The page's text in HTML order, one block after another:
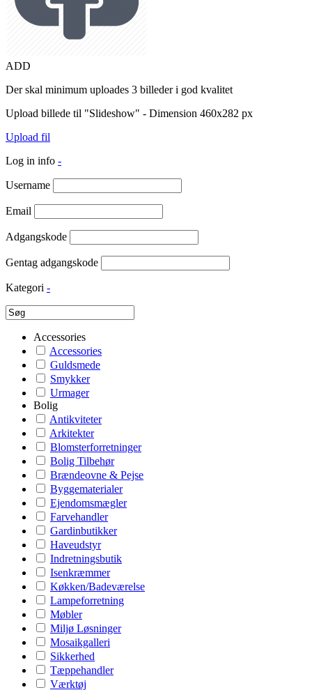
ADD
Der skal minimum uploades 3 billeder i god kvalitet
Upload billede til "Slideshow" - Dimension 460x282 px
Upload fil
Log in info -
Username
Email
Adgangskode
Gentag adgangskode
Kategori -
Accessories
Accessories
Guldsmede
Smykker
Urmager
Bolig
Antikviteter
Arkitekter
Blomsterforretninger
Bolig Tilbehør
Brændeovne & Pejse
Byggematerialer
Ejendomsmægler
Farvehandler
Gardinbutikker
Haveudstyr
Indretningsbutik
Isenkræmmer
Køkken/Badeværelse
Lampeforretning
Møbler
Miljø Løsninger
Mosaikgalleri
Sikkerhed
Tæppehandler
Værktøj